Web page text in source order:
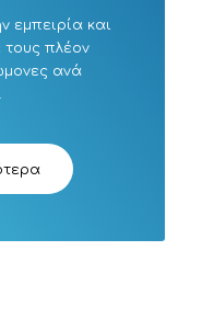
εμπειρία και
τους πλέον
ανά